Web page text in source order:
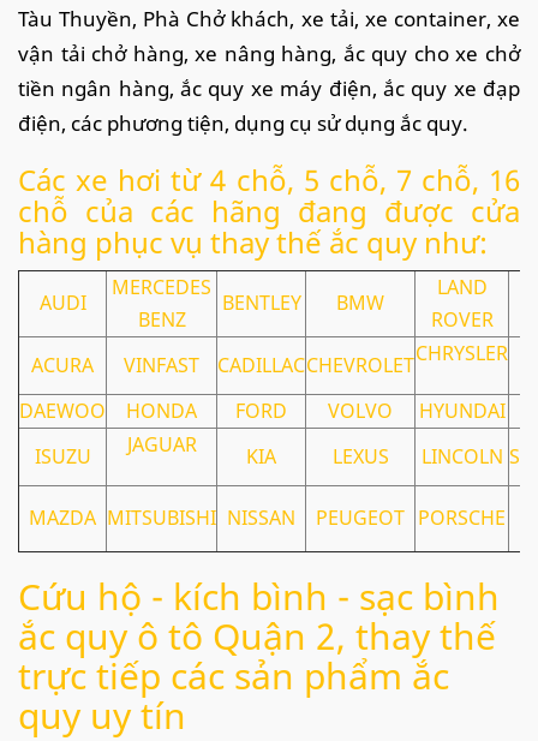
Tàu Thuyền, Phà Chở khách, xe tải, xe container, xe
vận tải chở hàng, xe nâng hàng, ắc quy cho xe chở
tiền ngân hàng, ắc quy xe máy điện, ắc quy xe đạp
điện, các phương tiện, dụng cụ sử dụng ắc quy.
Các xe hơi từ 4 chỗ, 5 chỗ, 7 chỗ, 16
chỗ của các hãng đang được cửa
hàng phục vụ thay thế ắc quy như:
AUDI
MERCEDES
BENZ
BENTLEY BMW
LAND
ROVER
ACURA
VINFAST CADILLACCHEVROLETCHRYSLER
DAEWOO
HONDA FORD VOLVO HYUNDAI
ISUZU
JAGUAR KIA LEXUS LINCOLN
MAZDA MITSUBISHI NISSAN PEUGEOT PORSCHE
Cứu hộ - kích bình - sạc bình
ắc quy ô tô Quận 2, thay thế
trực tiếp các sản phẩm ắc
quy uy tín